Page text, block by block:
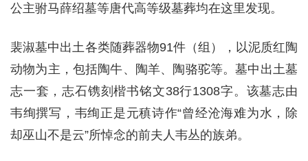
公主驸马薛绍墓等唐代高等级墓葬均在这里发现。
裴淑墓中出土各类随葬器物91件（组），以泥质红陶
动物为主，包括陶牛、陶羊、陶骆驼等。墓中出土墓
志一套，志石镌刻楷书铭文38行1308字。该墓志由
韦绚撰写，韦绚正是元稹诗作“曾经沧海难为水，除
却巫山不是云”所悼念的前夫人韦丛的族弟。